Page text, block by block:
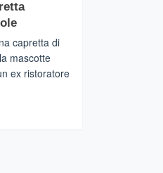
capretta di
mascotte
ex ristoratore